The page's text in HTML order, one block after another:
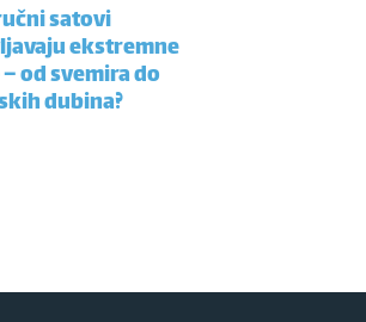
satovi
ekstremne
od svemira do
dubina?